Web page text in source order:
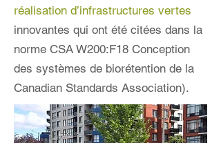
réalisation d’infrastructures vertes
innovantes qui ont été citées dans la
norme CSA W200:F18 Conception
des systèmes de biorétention de la
Canadian Standards Association).